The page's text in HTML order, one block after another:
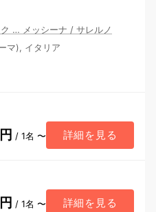
… メッシーナ / サレルノ
マ), イタリア
/ 1名 〜 詳細を見る
/ 1名 〜 詳細を見る